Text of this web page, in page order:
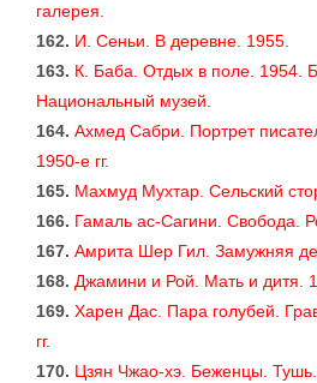
галерея.
162. И. Сеньи. В деревне. 1955.
163. К. Баба. Отдых в поле. 1954.
Национальный музей.
164. Ахмед Сабри. Портрет
1950-е гг.
165. Махмуд Мухтар. Сельский
166. Гамаль ас-Сагини. Свобода.
167. Амрита Шер Гил. Замужняя
168. Джамини и Рой. Мать и дитя.
169. Xарен Дас. Пара голубей.
гг.
170. Цзян Чжао-хэ. Беженцы. Тушь.